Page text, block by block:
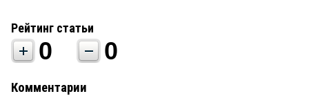
Рейтинг статьи
0 0
Комментарии